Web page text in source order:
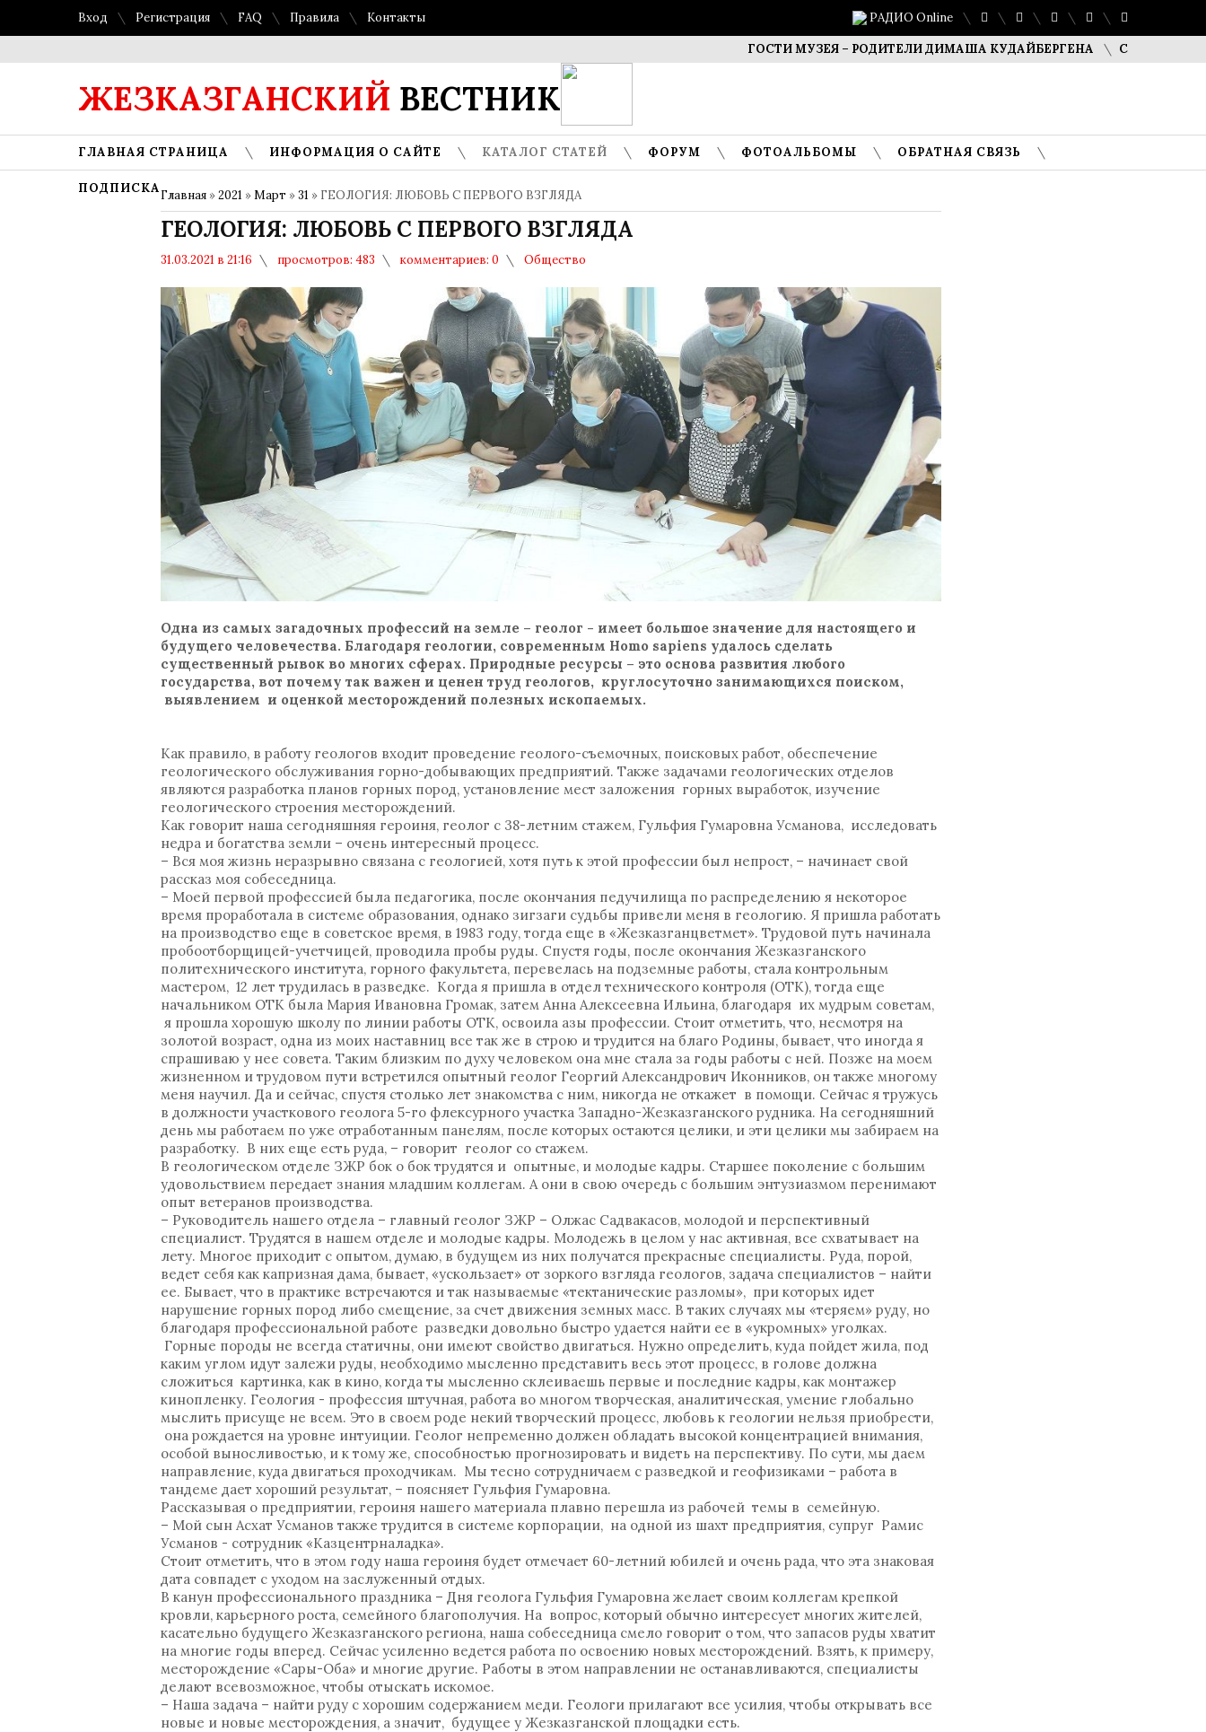
Вход Регистрация FAQ Правила Контакты РАДИО Online
ГОСТИ МУЗЕЯ – РОДИТЕЛИ ДИМАША КУДАЙБЕРГЕНА САФУАН
ЖЕЗКАЗГАНСКИЙ ВЕСТНИК
ГЛАВНАЯ СТРАНИЦА ИНФОРМАЦИЯ О САЙТЕ КАТАЛОГ СТАТЕЙ ФОРУМ ФОТОАЛЬБОМЫ ОБРАТНАЯ СВЯЗЬ
ПОДПИСКАГлавная »2021 »Март »31 » ГЕОЛОГИЯ: ЛЮБОВЬ С ПЕРВОГО ВЗГЛЯДА
ГЕОЛОГИЯ: ЛЮБОВЬ С ПЕРВОГО ВЗГЛЯДА
31.03.2021 в 21:16 просмотров: 483 комментариев: 0 Общество
Одна из самых загадочных профессий на земле – геолог - имеет большое значение для настоящего и
будущего человечества. Благодаря геологии, современным Homo sapiens удалось сделать
существенный рывок во многих сферах. Природные ресурсы – это основа развития любого
государства, вот почему так важен и ценен труд геологов, круглосуточно занимающихся поиском,
выявлением и оценкой месторождений полезных ископаемых.
Как правило, в работу геологов входит проведение геолого-съемочных, поисковых работ, обеспечение
геологического обслуживания горно-добывающих предприятий. Также задачами геологических отделов
являются разработка планов горных пород, установление мест заложения горных выработок, изучение
геологического строения месторождений.
Как говорит наша сегодняшняя героиня, геолог с 38-летним стажем, Гульфия Гумаровна Усманова, исследовать
недра и богатства земли – очень интересный процесс.
– Вся моя жизнь неразрывно связана с геологией, хотя путь к этой профессии был непрост, – начинает свой
рассказ моя собеседница.
– Моей первой профессией была педагогика, после окончания педучилища по распределению я некоторое
время проработала в системе образования, однако зигзаги судьбы привели меня в геологию. Я пришла работать
на производство еще в советское время, в 1983 году, тогда еще в «Жезказганцветмет». Трудовой путь начинала
пробоотборщицей-учетчицей, проводила пробы руды. Спустя годы, после окончания Жезказганского
политехнического института, горного факультета, перевелась на подземные работы, стала контрольным
мастером, 12 лет трудилась в разведке. Когда я пришла в отдел технического контроля (ОТК), тогда еще
начальником ОТК была Мария Ивановна Громак, затем Анна Алексеевна Ильина, благодаря их мудрым советам,
я прошла хорошую школу по линии работы ОТК, освоила азы профессии. Стоит отметить, что, несмотря на
золотой возраст, одна из моих наставниц все так же в строю и трудится на благо Родины, бывает, что иногда я
спрашиваю у нее совета. Таким близким по духу человеком она мне стала за годы работы с ней. Позже на моем
жизненном и трудовом пути встретился опытный геолог Георгий Александрович Иконников, он также многому
меня научил. Да и сейчас, спустя столько лет знакомства с ним, никогда не откажет в помощи. Сейчас я тружусь
в должности участкового геолога 5-го флексурного участка Западно-Жезказганского рудника. На сегодняшний
день мы работаем по уже отработанным панелям, после которых остаются целики, и эти целики мы забираем на
разработку. В них еще есть руда, – говорит геолог со стажем.
В геологическом отделе ЗЖР бок о бок трудятся и опытные, и молодые кадры. Старшее поколение с большим
удовольствием передает знания младшим коллегам. А они в свою очередь с большим энтузиазмом перенимают
опыт ветеранов производства.
– Руководитель нашего отдела – главный геолог ЗЖР – Олжас Садвакасов, молодой и перспективный
специалист. Трудятся в нашем отделе и молодые кадры. Молодежь в целом у нас активная, все схватывает на
лету. Многое приходит с опытом, думаю, в будущем из них получатся прекрасные специалисты. Руда, порой,
ведет себя как капризная дама, бывает, «ускользает» от зоркого взгляда геологов, задача специалистов – найти
ее. Бывает, что в практике встречаются и так называемые «тектанические разломы», при которых идет
нарушение горных пород либо смещение, за счет движения земных масс. В таких случаях мы «теряем» руду, но
благодаря профессиональной работе разведки довольно быстро удается найти ее в «укромных» уголках.
Горные породы не всегда статичны, они имеют свойство двигаться. Нужно определить, куда пойдет жила, под
каким углом идут залежи руды, необходимо мысленно представить весь этот процесс, в голове должна
сложиться картинка, как в кино, когда ты мысленно склеиваешь первые и последние кадры, как монтажер
кинопленку. Геология - профессия штучная, работа во многом творческая, аналитическая, умение глобально
мыслить присуще не всем. Это в своем роде некий творческий процесс, любовь к геологии нельзя приобрести,
она рождается на уровне интуиции. Геолог непременно должен обладать высокой концентрацией внимания,
особой выносливостью, и к тому же, способностью прогнозировать и видеть на перспективу. По сути, мы даем
направление, куда двигаться проходчикам. Мы тесно сотрудничаем с разведкой и геофизиками – работа в
тандеме дает хороший результат, – поясняет Гульфия Гумаровна.
Рассказывая о предприятии, героиня нашего материала плавно перешла из рабочей темы в семейную.
– Мой сын Асхат Усманов также трудится в системе корпорации, на одной из шахт предприятия, супруг Рамис
Усманов - сотрудник «Казцентрналадка».
Стоит отметить, что в этом году наша героиня будет отмечает 60-летний юбилей и очень рада, что эта знаковая
дата совпадет с уходом на заслуженный отдых.
В канун профессионального праздника – Дня геолога Гульфия Гумаровна желает своим коллегам крепкой
кровли, карьерного роста, семейного благополучия. На вопрос, который обычно интересует многих жителей,
касательно будущего Жезказганского региона, наша собеседница смело говорит о том, что запасов руды хватит
на многие годы вперед. Сейчас усиленно ведется работа по освоению новых месторождений. Взять, к примеру,
месторождение «Сары-Оба» и многие другие. Работы в этом направлении не останавливаются, специалисты
делают всевозможное, чтобы отыскать искомое.
– Наша задача – найти руду с хорошим содержанием меди. Геологи прилагают все усилия, чтобы открывать все
новые и новые месторождения, а значит, будущее у Жезказганской площадки есть.